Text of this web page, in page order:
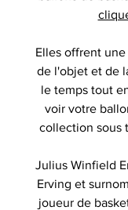
Elles offrent
de l'objet et de
le temps tout
voir votre
collection sous
Julius Winfield
Erving et
joueur de